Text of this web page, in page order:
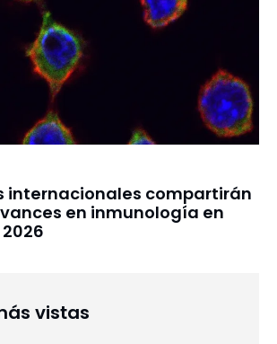
internacionales compartirán
en inmunología en
2026
vistas